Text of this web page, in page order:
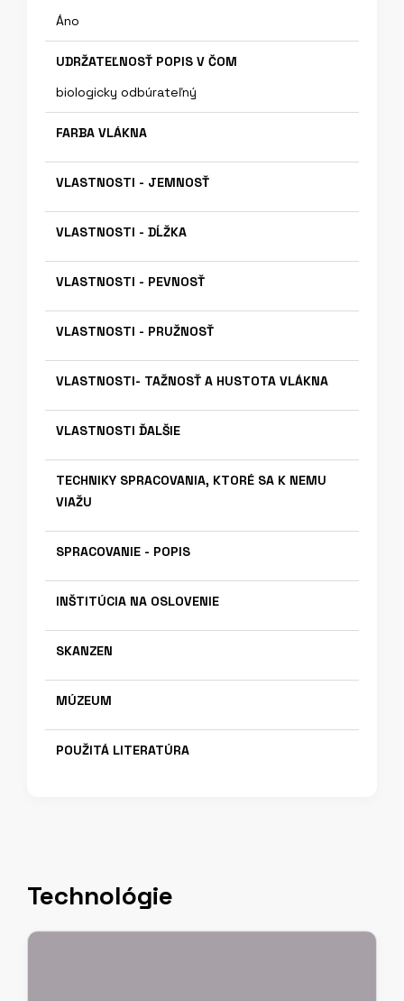
Áno
UDRŽATEĽNOSŤ POPIS V ČOM
biologicky odbúrateľný
FARBA VLÁKNA
VLASTNOSTI - JEMNOSŤ
VLASTNOSTI - DĹŽKA
VLASTNOSTI - PEVNOSŤ
VLASTNOSTI - PRUŽNOSŤ
VLASTNOSTI- TAŽNOSŤ A HUSTOTA VLÁKNA
VLASTNOSTI ĎALŠIE
TECHNIKY SPRACOVANIA, KTORÉ SA K NEMU
VIAŽU
SPRACOVANIE - POPIS
INŠTITÚCIA NA OSLOVENIE
SKANZEN
MÚZEUM
POUŽITÁ LITERATÚRA
Technológie